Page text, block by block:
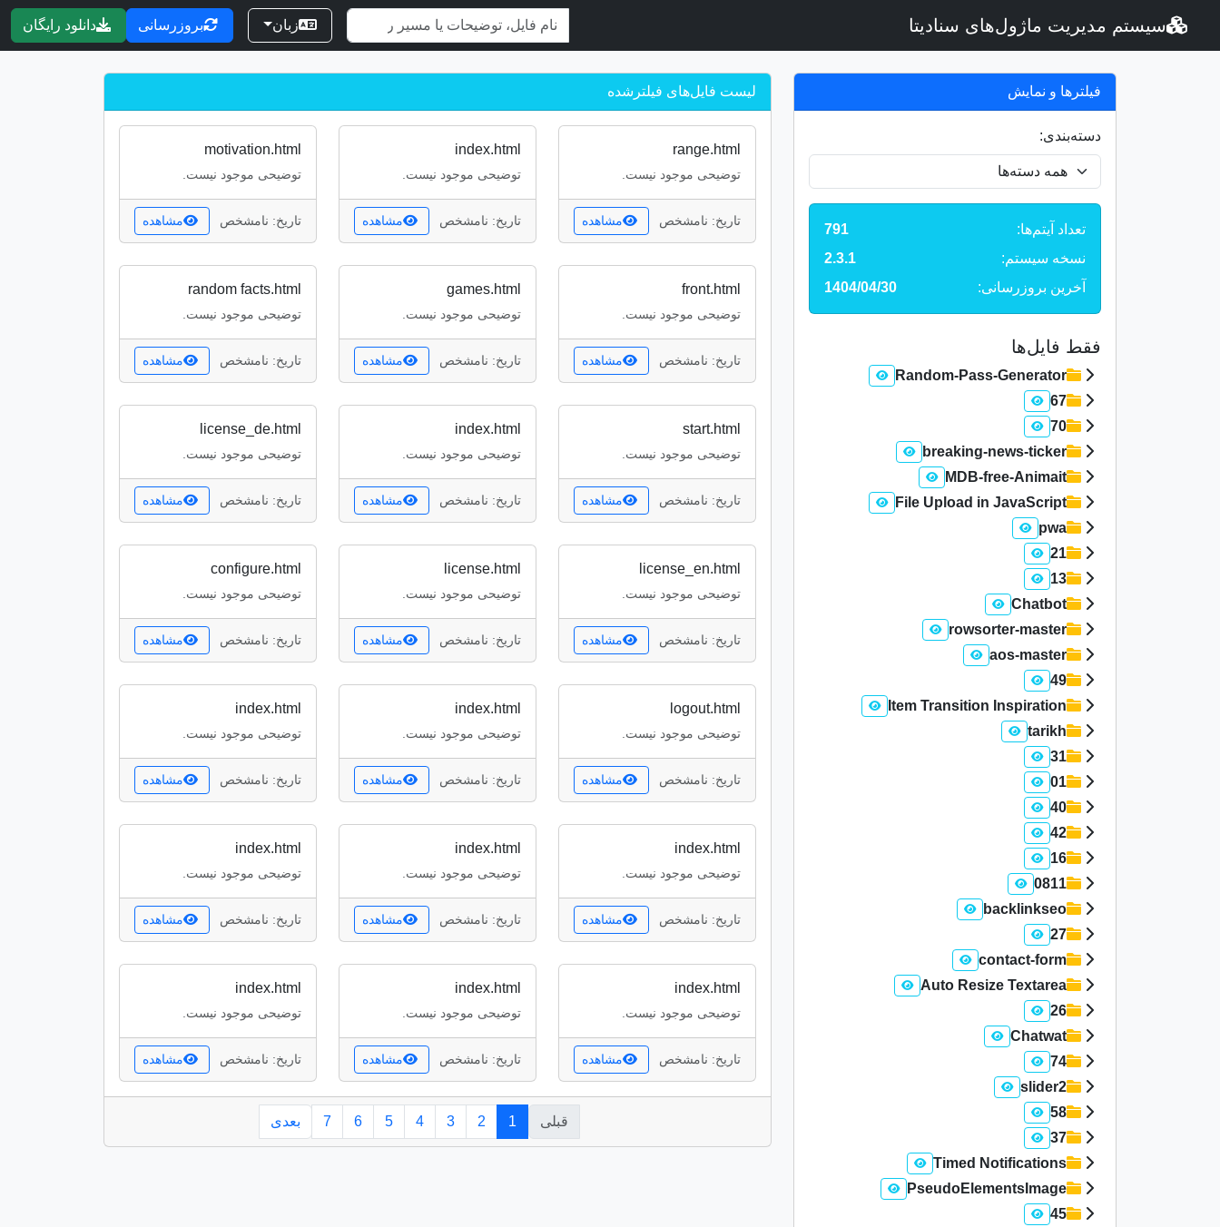
سیستم مدیریت ماژول‌های سنادیتا زبان بروزرسانی دانلود رایگان
فیلترها و نمایش
دسته‌بندی:
تعداد آیتم‌ها:
791
نسخه سیستم:
2.3.1
آخرین بروزرسانی:
1404/04/30
فقط فایل‌ها
Random-Pass-Generator
67
70
breaking-news-ticker
MDB-free-Animait
File Upload in JavaScript
pwa
21
13
Chatbot
rowsorter-master
aos-master
49
Item Transition Inspiration
tarikh
31
01
40
42
16
0811
backlinkseo
27
contact-form
Auto Resize Textarea
26
Chatwat
74
slider2
58
37
Timed Notifications
PseudoElementsImage
45
لیست فایل‌های فیلترشده
range.html
توضیحی موجود نیست.
تاریخ: نامشخص مشاهده
index.html
توضیحی موجود نیست.
تاریخ: نامشخص مشاهده
motivation.html
توضیحی موجود نیست.
تاریخ: نامشخص مشاهده
front.html
توضیحی موجود نیست.
تاریخ: نامشخص مشاهده
games.html
توضیحی موجود نیست.
تاریخ: نامشخص مشاهده
random facts.html
توضیحی موجود نیست.
تاریخ: نامشخص مشاهده
start.html
توضیحی موجود نیست.
تاریخ: نامشخص مشاهده
index.html
توضیحی موجود نیست.
تاریخ: نامشخص مشاهده
license_de.html
توضیحی موجود نیست.
تاریخ: نامشخص مشاهده
license_en.html
توضیحی موجود نیست.
تاریخ: نامشخص مشاهده
license.html
توضیحی موجود نیست.
تاریخ: نامشخص مشاهده
configure.html
توضیحی موجود نیست.
تاریخ: نامشخص مشاهده
logout.html
توضیحی موجود نیست.
تاریخ: نامشخص مشاهده
index.html
توضیحی موجود نیست.
تاریخ: نامشخص مشاهده
index.html
توضیحی موجود نیست.
تاریخ: نامشخص مشاهده
index.html
توضیحی موجود نیست.
تاریخ: نامشخص مشاهده
index.html
توضیحی موجود نیست.
تاریخ: نامشخص مشاهده
index.html
توضیحی موجود نیست.
تاریخ: نامشخص مشاهده
index.html
توضیحی موجود نیست.
تاریخ: نامشخص مشاهده
index.html
توضیحی موجود نیست.
تاریخ: نامشخص مشاهده
index.html
توضیحی موجود نیست.
تاریخ: نامشخص مشاهده
قبلی 1
2
3
4
5
6
7 بعدی